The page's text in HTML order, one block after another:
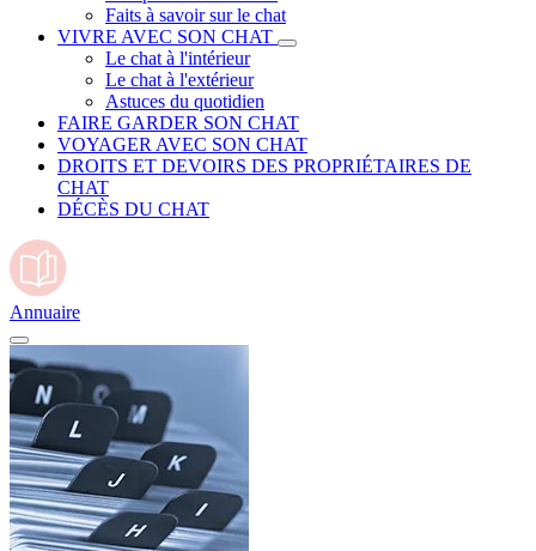
Faits à savoir sur le chat
VIVRE AVEC SON CHAT
Le chat à l'intérieur
Le chat à l'extérieur
Astuces du quotidien
FAIRE GARDER SON CHAT
VOYAGER AVEC SON CHAT
DROITS ET DEVOIRS DES PROPRIÉTAIRES DE
CHAT
DÉCÈS DU CHAT
Annuaire